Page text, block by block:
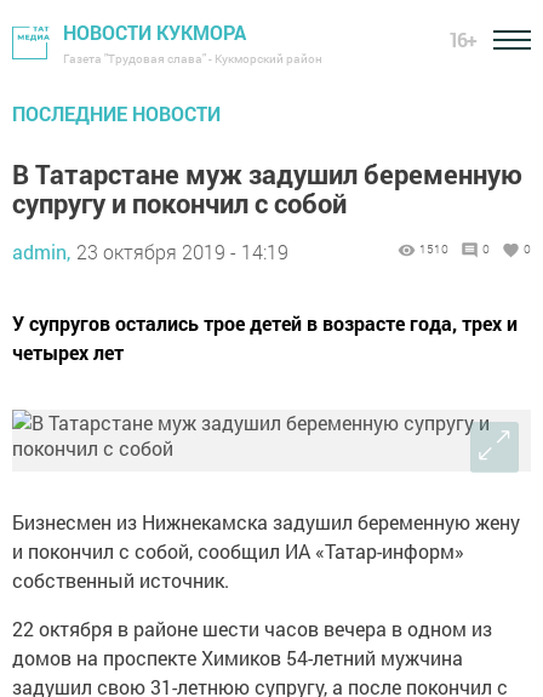
НОВОСТИ КУКМОРА
Газета "Трудовая слава" - Кукморский район
16+
ПОСЛЕДНИЕ НОВОСТИ
В Татарстане муж задушил беременную
супругу и покончил с собой
admin, 23 октября 2019 - 14:19 1510 0 0
У супругов остались трое детей в возрасте года, трех и
четырех лет
Бизнесмен из Нижнекамска задушил беременную жену
и покончил с собой, сообщил ИА «Татар-информ»
собственный источник.
22 октября в районе шести часов вечера в одном из
домов на проспекте Химиков 54-летний мужчина
задушил свою 31-летнюю супругу, а после покончил с